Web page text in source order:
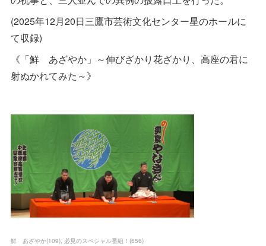
(2025年12月20日三鷹市芸術文化センター星のホールに
て収録)
《「鮮 あざやか」～伸びざかり花ざかり、高座の君に
射ぬかれてみた～》
鮮 あざやか(109) 必見のスペシャル番組！ (656)